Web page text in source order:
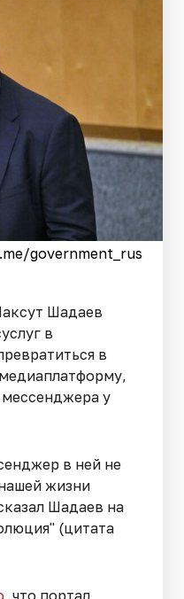
government_rus
Шадаев
в
в
мессенджера у
в ней не
жизни
Шадаев на
(цитата